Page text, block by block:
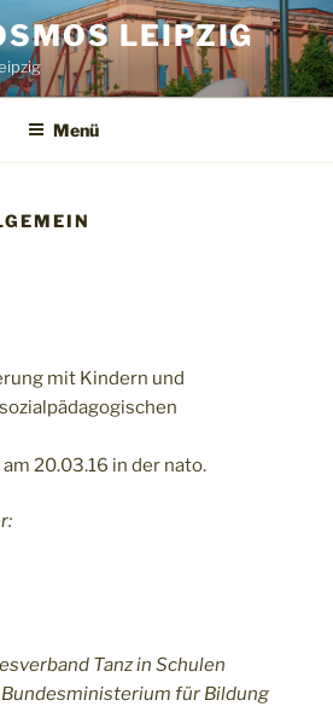
LEIPZIG
Menü
mit Kindern und
20.03.16 in der nato.
Tanz in Schulen
für Bildung